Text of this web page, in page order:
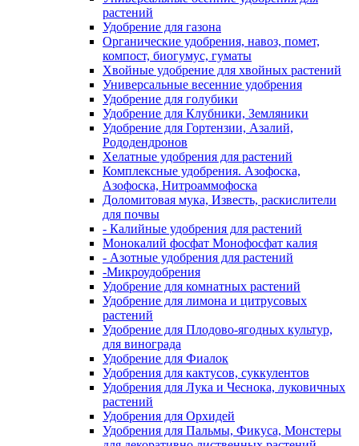
растений
Удобрение для газона
Органические удобрения, навоз, помет,
компост, биогумус, гуматы
Хвойные удобрение для хвойных растений
Универсальные весенние удобрения
Удобрение для голубики
Удобрение для Клубники, Земляники
Удобрение для Гортензии, Азалий,
Рододендронов
Хелатные удобрения для растений
Комплексные удобрения. Азофоска,
Азофоска, Нитроаммофоска
Доломитовая мука, Известь, раскислители
для почвы
- Калийные удобрения для растений
Монокалий фосфат Монофосфат калия
- Азотные удобрения для растений
-Микроудобрения
Удобрение для комнатных растений
Удобрение для лимона и цитрусовых
растений
Удобрение для Плодово-ягодных культур,
для винограда
Удобрение для Фиалок
Удобрения для кактусов, суккулентов
Удобрения для Лука и Чеснока, луковичных
растений
Удобрения для Орхидей
Удобрения для Пальмы, Фикуса, Монстеры